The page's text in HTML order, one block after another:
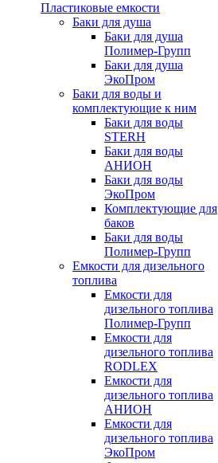
Пластиковые емкости
Баки для душа
Баки для душа
Полимер-Групп
Баки для душа
ЭкоПром
Баки для воды и
комплектующие к ним
Баки для воды
STERH
Баки для воды
АНИОН
Баки для воды
ЭкоПром
Комплектующие для
баков
Баки для воды
Полимер-Групп
Емкости для дизельного
топлива
Емкости для
дизельного топлива
Полимер-Групп
Емкости для
дизельного топлива
RODLEX
Емкости для
дизельного топлива
АНИОН
Емкости для
дизельного топлива
ЭкоПром